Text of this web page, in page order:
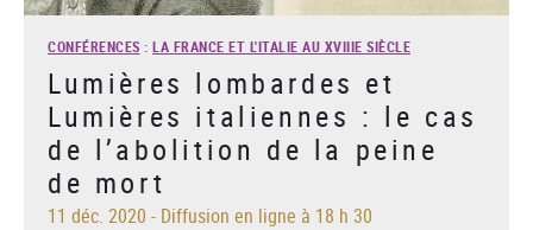
CONFÉRENCES : LA FRANCE ET L'ITALIE AU XVIIIE SIÈCLE
Lumières lombardes et
Lumières italiennes : le cas
de l’abolition de la peine
de mort
11 déc. 2020 - Diffusion en ligne à 18 h 30